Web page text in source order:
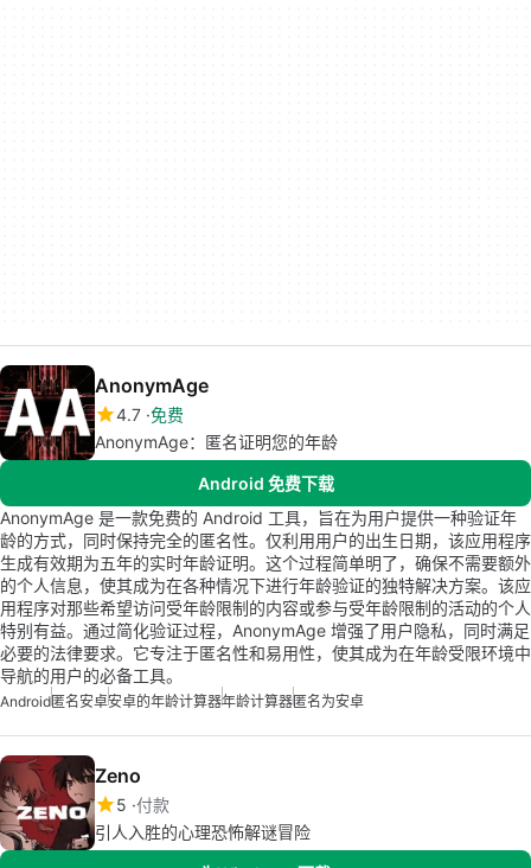
AnonymAge
4.7 免费
AnonymAge：匿名证明您的年龄
Android 免费下载
AnonymAge 是一款免费的 Android 工具，旨在为用户提供一种验证年
龄的方式，同时保持完全的匿名性。仅利用用户的出生日期，该应用程序
生成有效期为五年的实时年龄证明。这个过程简单明了，确保不需要额外
的个人信息，使其成为在各种情况下进行年龄验证的独特解决方案。该应
用程序对那些希望访问受年龄限制的内容或参与受年龄限制的活动的个人
特别有益。通过简化验证过程，AnonymAge 增强了用户隐私，同时满足
必要的法律要求。它专注于匿名性和易用性，使其成为在年龄受限环境中
导航的用户的必备工具。
Android匿名安卓安卓的年龄计算器年龄计算器匿名为安卓
Zeno
5 付款
引人入胜的心理恐怖解谜冒险